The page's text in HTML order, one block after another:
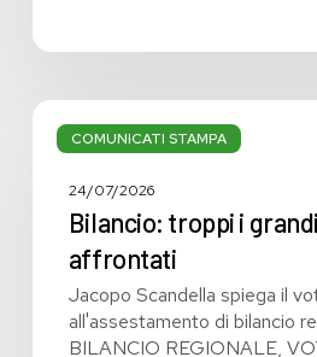
COMUNICATI STAMPA
Bilancio:
troppi
grandi
affrontati
24/07/2026
Bilancio: troppi i
affrontati
Jacopo Scandella spiega il
all'assestamento di bilancio
BILANCIO REGIONALE,